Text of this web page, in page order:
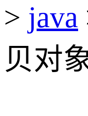
> java
贝对